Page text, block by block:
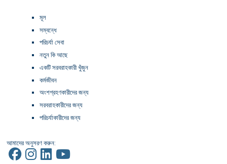
মূল
সম্বন্ধে
পরিচর্যা সেবা
নতুন কি আছে
একটি সরবরাহকারী খুঁজুন
কর্মজীবন
অংশগ্রহণকারীদের জন্য
সরবরাহকারীদের জন্য
পরিচর্যাকারীদের জন্য
আমাদের অনুসরণ করুন: